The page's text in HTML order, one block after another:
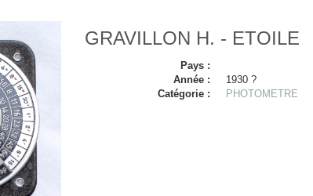
GRAVILLON H. - ETOILE
Pays :
Année :
1930 ?
Catégorie :
PHOTOMETRE